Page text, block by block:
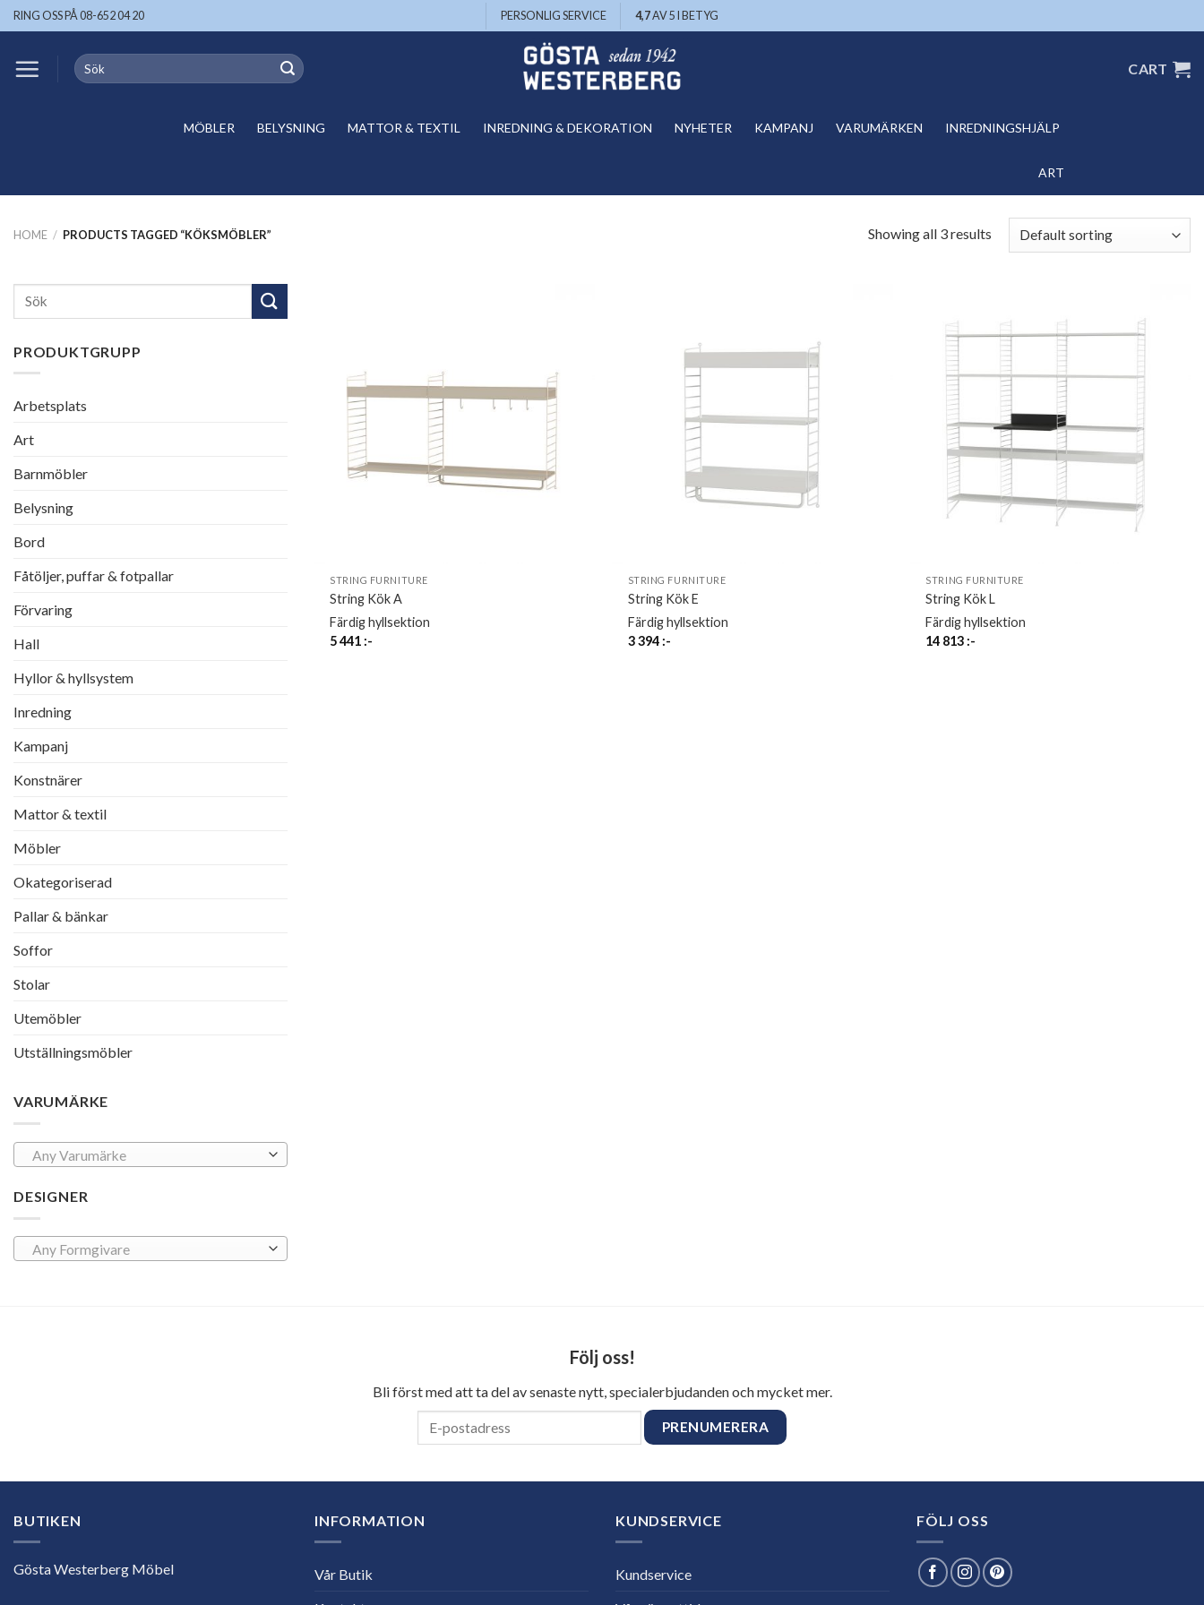
Skip
to
RING OSS PÅ 08-652 04 20 PERSONLIG SERVICE 4,7AV 5 I BETYG
Search
for:
CART
MÖBLER BELYSNING MATTOR & TEXTIL INREDNING & DEKORATION NYHETER KAMPANJ VARUMÄRKEN INREDNINGSHJÄLP
ART
HOME / PRODUCTS TAGGED “KÖKSMÖBLER” Showing all 3 results
Search
PRODUKTGRUPP
Arbetsplats
Art
Barnmöbler
Belysning
Bord
Fåtöljer, puffar & fotpallar
Förvaring
Hall
Hyllor & hyllsystem
Inredning
Kampanj
Konstnärer
Mattor & textil
Möbler
Okategoriserad
Pallar & bänkar
Soffor
Stolar
Utemöbler
Utställningsmöbler
VARUMÄRKE
Any Varumärke
DESIGNER
Any Formgivare
STRING FURNITURE
String Kök A
Färdig hyllsektion
5 441 :-
STRING FURNITURE
String Kök E
Färdig hyllsektion
3 394 :-
STRING FURNITURE
String Kök L
Färdig hyllsektion
14 813 :-
Följ oss!
Bli först med att ta del av senaste nytt, specialerbjudanden och mycket mer.
BUTIKEN
Gösta Westerberg Möbel
INFORMATION
Vår Butik
KUNDSERVICE
Kundservice
FÖLJ OSS